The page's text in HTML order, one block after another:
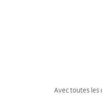
Avec toutes les